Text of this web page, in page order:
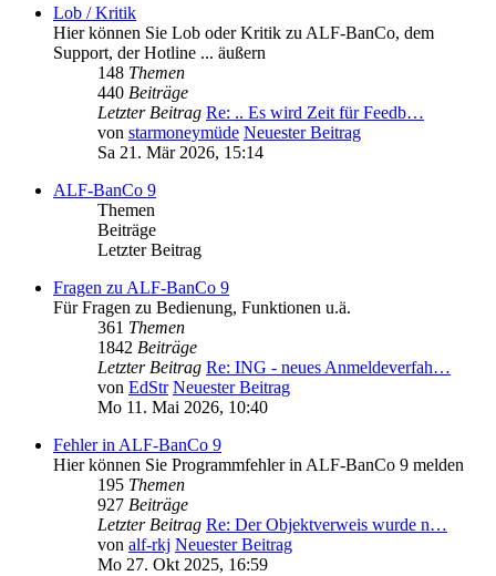
Lob / Kritik
Hier können Sie Lob oder Kritik zu ALF-BanCo, dem
Support, der Hotline ... äußern
148 Themen
440 Beiträge
Letzter Beitrag Re: .. Es wird Zeit für Feedb…
von starmoneymüde Neuester Beitrag
Sa 21. Mär 2026, 15:14
ALF-BanCo 9
Themen
Beiträge
Letzter Beitrag
Fragen zu ALF-BanCo 9
Für Fragen zu Bedienung, Funktionen u.ä.
361 Themen
1842 Beiträge
Letzter Beitrag Re: ING - neues Anmeldeverfah…
von EdStr Neuester Beitrag
Mo 11. Mai 2026, 10:40
Fehler in ALF-BanCo 9
Hier können Sie Programmfehler in ALF-BanCo 9 melden
195 Themen
927 Beiträge
Letzter Beitrag Re: Der Objektverweis wurde n…
von alf-rkj Neuester Beitrag
Mo 27. Okt 2025, 16:59